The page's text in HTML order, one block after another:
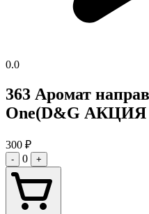
0.0
363 Аромат
One(D&G АКЦИЯ
300 ₽
- 0 +